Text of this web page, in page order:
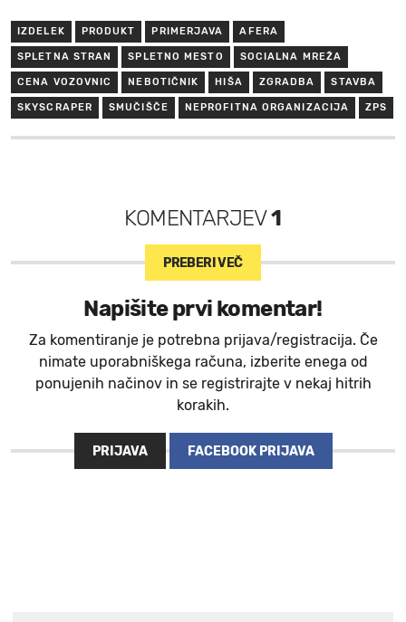
IZDELEK PRODUKT PRIMERJAVA AFERA
SPLETNA STRAN SPLETNO MESTO SOCIALNA MREŽA
CENA VOZOVNIC NEBOTIČNIK HIŠA ZGRADBA STAVBA
SKYSCRAPER SMUČIŠČE NEPROFITNA ORGANIZACIJA ZPS
KOMENTARJEV1
PREBERI VEČ
Napišite prvi komentar!
Za komentiranje je potrebna prijava/registracija. Če
nimate uporabniškega računa, izberite enega od
ponujenih načinov in se registrirajte v nekaj hitrih
korakih.
PRIJAVA FACEBOOK PRIJAVA